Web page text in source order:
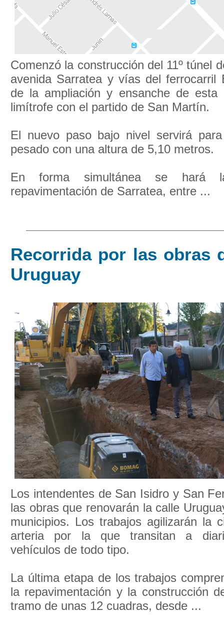
Comenzó la construcción del 11º túnel
avenida Sarratea y vías del ferrocarril
de la ampliación y ensanche de esta
limítrofe con el partido de San Martín.
El nuevo paso bajo nivel servirá
pesado con una altura de 5,10 metros.
En forma simultánea se hará
repavimentación de Sarratea, entre ...
Recorrida por las obras
Uruguay
Los intendentes de San Isidro y San
las obras que renovarán la calle
municipios. Los trabajos agilizarán la
arteria por la que transitan a
vehículos de todo tipo.
La última etapa de los trabajos
la repavimentación y la construcción
tramo de unas 12 cuadras, desde ...